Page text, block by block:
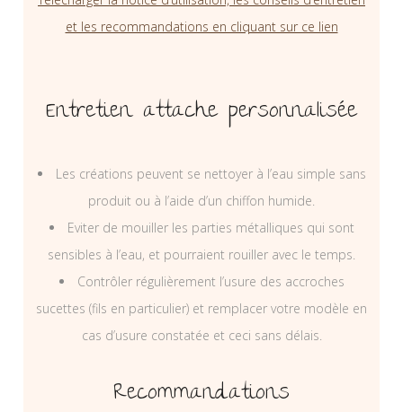
et les recommandations en cliquant sur ce lien
Entretien attache personnalisée
Les créations peuvent se nettoyer à l’eau simple sans
produit ou à l’aide d’un chiffon humide.
Eviter de mouiller les parties métalliques qui sont
sensibles à l’eau, et pourraient rouiller avec le temps.
Contrôler régulièrement l’usure des accroches
sucettes (fils en particulier) et remplacer votre modèle en
cas d’usure constatée et ceci sans délais.
Recommandations